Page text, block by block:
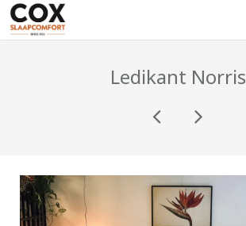
Over COX
Ledikant Norris